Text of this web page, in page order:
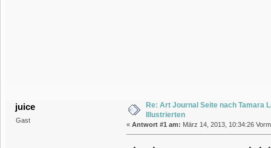
juice
Gast
Re: Art Journal Seite nach Tamara
Illustrierten
« Antwort #1 am: März 14, 2013, 10:34:26